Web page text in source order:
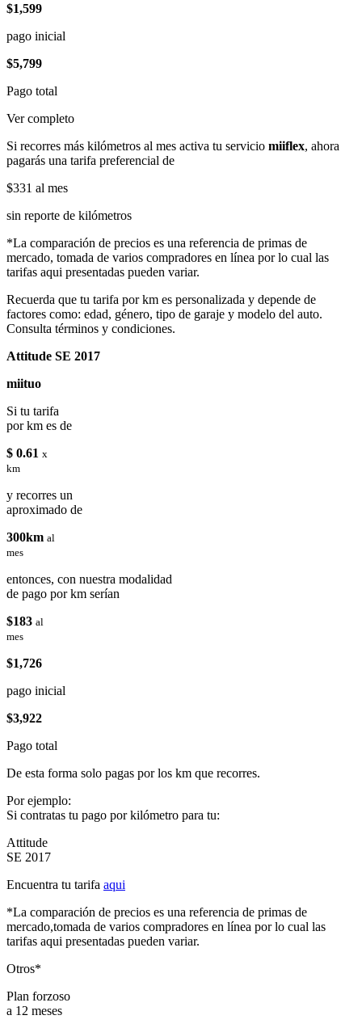
$1,599
pago inicial
$5,799
Pago total
Ver completo
Si recorres más kilómetros al mes activa tu servicio miiflex, ahora
pagarás una tarifa preferencial de
$331 al mes
sin reporte de kilómetros
*La comparación de precios es una referencia de primas de
mercado, tomada de varios compradores en línea por lo cual las
tarifas aqui presentadas pueden variar.
Recuerda que tu tarifa por km es personalizada y depende de
factores como: edad, género, tipo de garaje y modelo del auto.
Consulta términos y condiciones.
Attitude SE 2017
miituo
Si tu tarifa
por km es de
$ 0.61 x
km
y recorres un
aproximado de
300km al
mes
entonces, con nuestra modalidad
de pago por km serían
$183 al
mes
$1,726
pago inicial
$3,922
Pago total
De esta forma solo pagas por los km que recorres.
Por ejemplo:
Si contratas tu pago por kilómetro para tu:
Attitude
SE 2017
Encuentra tu tarifa aqui
*La comparación de precios es una referencia de primas de
mercado,tomada de varios compradores en línea por lo cual las
tarifas aqui presentadas pueden variar.
Otros*
Plan forzoso
a 12 meses